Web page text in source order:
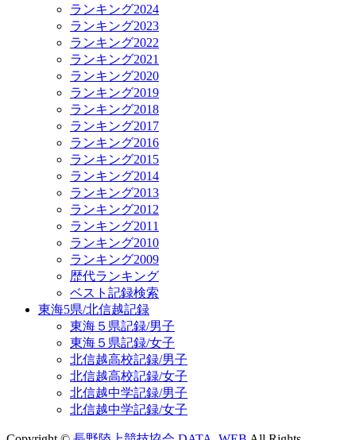
ランキング2024
ランキング2023
ランキング2022
ランキング2021
ランキング2020
ランキング2019
ランキング2018
ランキング2017
ランキング2016
ランキング2015
ランキング2014
ランキング2013
ランキング2012
ランキング2011
ランキング2010
ランキング2009
歴代ランキング
ベスト記録検索
東海5県/北信越記録
東海５県記録/男子
東海５県記録/女子
北信越高校記録/男子
北信越高校記録/女子
北信越中学記録/男子
北信越中学記録/女子